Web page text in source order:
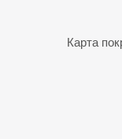
Карта